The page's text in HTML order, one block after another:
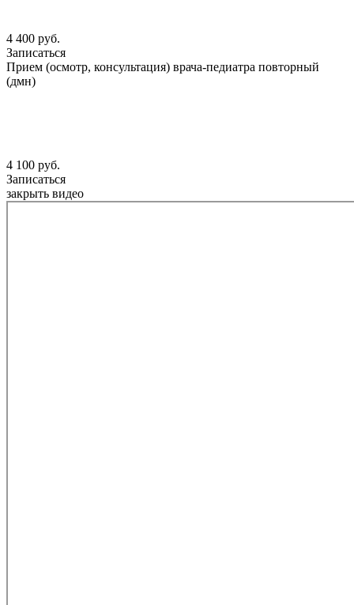
4 400 руб.
Записаться
Прием (осмотр, консультация) врача-педиатра повторный
(дмн)
4 100 руб.
Записаться
закрыть видео